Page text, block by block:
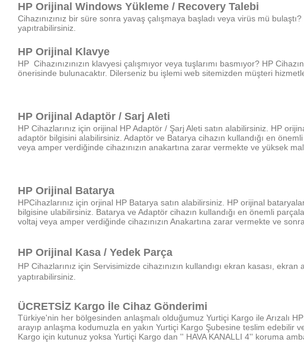
HP Orijinal Windows Yükleme / Recovery Talebi
Cihazınızınız bir süre sonra yavaş çalışmaya başladı veya virüs mü
yapıtrabilirsiniz.
HP Orijinal Klavye
HP Cihazınızınızın klavyesi çalışmıyor veya tuşlarımı basmıyor? HP
önerisinde bulunacaktır. Dilerseniz bu işlemi web sitemizden müşteri
HP Orijinal Adaptör / Sarj Aleti
HP Cihazlarınız için orijinal HP Adaptör / Şarj Aleti satın alabilirsiniz. HP
adaptör bilgisini alabilirsiniz. Adaptör ve Batarya cihazın kullandığı en
veya amper verdiğinde cihazınızın anakartına zarar vermekte ve yüksek
HP Orijinal Batarya
HPCihazlarınız için orjinal HP Batarya satın alabilirsiniz. HP orijinal
bilgisine ulabilirsiniz. Batarya ve Adaptör cihazın kullandığı en önemli
voltaj veya amper verdiğinde cihazınızın Anakartına zarar vermekte ve
HP Orijinal Kasa / Yedek Parça
HP Cihazlarınız için Servisimizde cihazınızın kullandıgı ekran kasası,
yaptırabilirsiniz.
ÜCRETSİZ Kargo İle Cihaz Gönderimi
Türkiye'nin her bölgesinden anlaşmalı olduğumuz Yurtiçi Kargo ile Arızalı
arayıp anlaşma kodumuzla en yakın Yurtiçi Kargo Şubesine teslim edebilir
Kargo için kutunuz yoksa Yurtiçi Kargo dan '' HAVA KANALLI 4'' koruma